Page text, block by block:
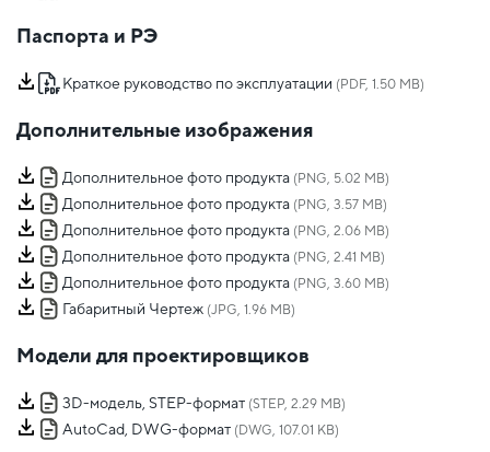
Паспорта и РЭ
Краткое руководство по эксплуатации (PDF, 1.50 MB)
Дополнительные изображения
Дополнительное фото продукта (PNG, 5.02 MB)
Дополнительное фото продукта (PNG, 3.57 MB)
Дополнительное фото продукта (PNG, 2.06 MB)
Дополнительное фото продукта (PNG, 2.41 MB)
Дополнительное фото продукта (PNG, 3.60 MB)
Габаритный Чертеж (JPG, 1.96 MB)
Модели для проектировщиков
3D-модель, STEP-формат (STEP, 2.29 MB)
AutoCad, DWG-формат (DWG, 107.01 KB)